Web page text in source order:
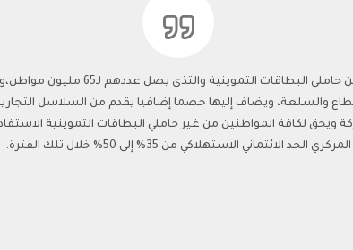
ومن المقرر أن تشارك الدولة بتقديم
والسلعة، ويضاف إليها خصما إضافيا يقدم من السلاسل
ويحق لكافة المواطنين من غير حاملي البطاقات التموينية
المركزي الحد الائتماني الاستهلاكي من 35% إلى 50% خلال تلك الفترة.